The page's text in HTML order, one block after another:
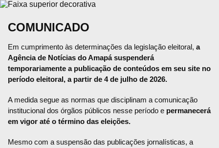
COMUNICADO
Em cumprimento às determinações da legislação eleitoral, a
Agência de Notícias do Amapá suspenderá
temporariamente a publicação de conteúdos em seu site no
período eleitoral, a partir de 4 de julho de 2026.
A medida segue as normas que disciplinam a comunicação
institucional dos órgãos públicos nesse período e permanecerá
em vigor até o término das eleições.
Mesmo com a suspensão das publicações jornalísticas, a